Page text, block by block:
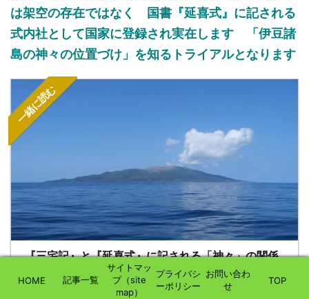
は架空の存在ではなく 国書『延喜式』に記される
式内社として国家に登録され実在します 「伊豆諸
島の神々の位置づけ」を知るトライアルとなります
一緒に読む
『三宅記』と『延喜式』に記される「神々」の関係
HOME 記事一覧
サイトマッ
プ（site
map）
プライバシ
ーポリシー
お問い合わ
せ
TOP